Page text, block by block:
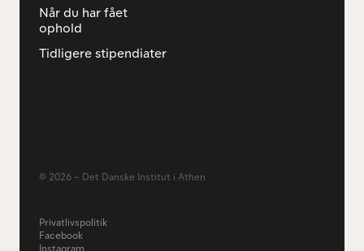
Når du har fået
ophold
Tidligere stipendiater
© 2026 – Det Danske Institut i Athen
Privatlivspolitik
Facebook